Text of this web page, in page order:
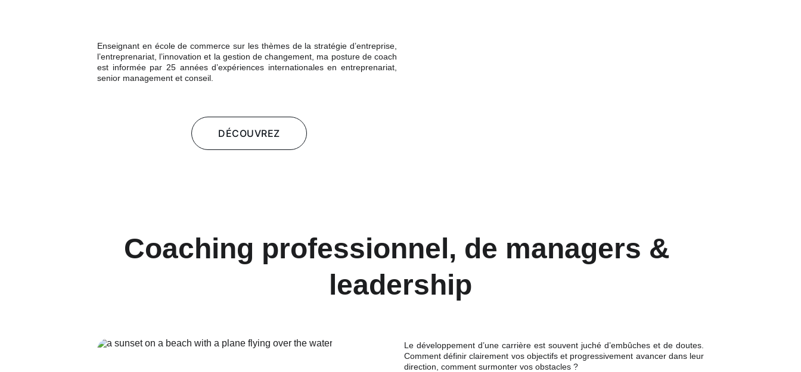
DÉCOUVREZ
Enseignant en école de commerce sur les thèmes de la stratégie d’entreprise,
l’entreprenariat, l’innovation et la gestion de changement, ma posture de coach
est informée par 25 années d’expériences internationales en entreprenariat,
senior management et conseil.
Coaching professionnel, de managers &
leadership
Le développement d’une carrière est souvent juché d’embûches et de doutes.
Comment définir clairement vos objectifs et progressivement avancer dans leur
direction, comment surmonter vos obstacles ?